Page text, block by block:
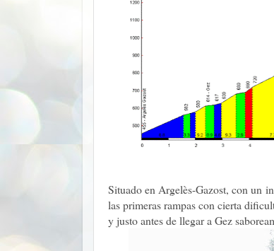
Situado en Argelès-Gazost, con un
las primeras rampas con cierta
y justo antes de llegar a Gez